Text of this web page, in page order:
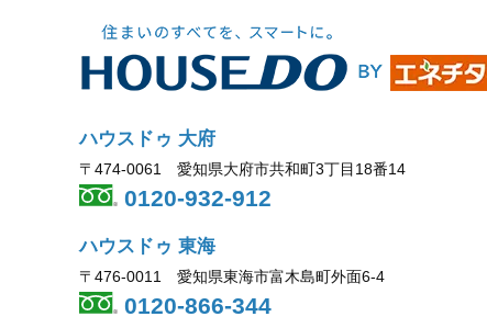
ハウスドゥ 大府
〒474-0061 愛知県大府市共和町3丁目18番14
0120-932-912
ハウスドゥ 東海
〒476-0011 愛知県東海市富木島町外面6-4
0120-866-344